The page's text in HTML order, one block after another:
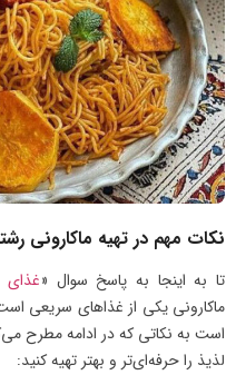
نکات مهم در تهیه ماکارونی
تا به اینجا به پاسخ سوال «
ماکارونی یکی از غذاهای سریعی
است به نکاتی که در ادامه مطرح
لذیذ را حرفه‌ای‌تر و بهتر تهیه کنید: